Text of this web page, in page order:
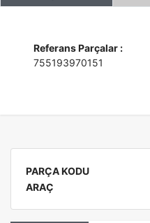
Referans Parçalar :
755193970151
PARÇA KODU
ARAÇ